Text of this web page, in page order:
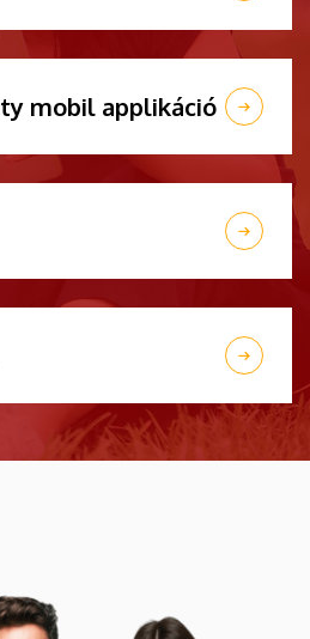
mobil applikáció